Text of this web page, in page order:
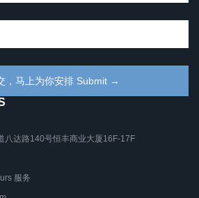
八达路140号恒丰商业大厦16F-17F
服务